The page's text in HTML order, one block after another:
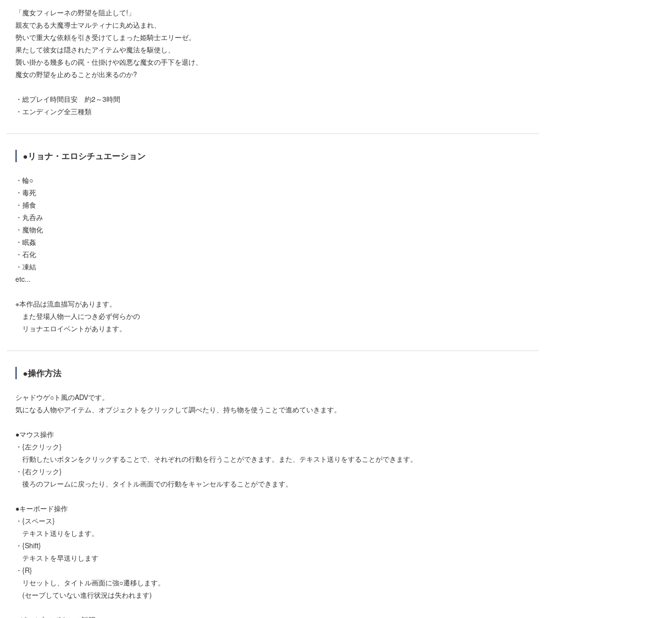
「魔女フィレーネの野望を阻止して!」
親友である大魔導士マルティナに丸め込まれ、
勢いで重大な依頼を引き受けてしまった姫騎士エリーゼ。
果たして彼女は隠されたアイテムや魔法を駆使し、
襲い掛かる幾多もの罠・仕掛けや凶悪な魔女の手下を退け、
魔女の野望を止めることが出来るのか?
・総プレイ時間目安 約2～3時間
・エンディング全三種類
●リョナ・エロシチュエーション
・輪○
・毒死
・捕食
・丸呑み
・魔物化
・眠姦
・石化
・凍結
etc...
※本作品は流血描写があります。
また登場人物一人につき必ず何らかの
リョナエロイベントがあります。
●操作方法
シャドウゲ○ト風のADVです。
気になる人物やアイテム、オブジェクトをクリックして調べたり、持ち物を使うことで進めていきます。
●マウス操作
・{左クリック}
行動したいボタンをクリックすることで、それぞれの行動を行うことができます。また、テキスト送りをすることができます。
・{右クリック}
後ろのフレームに戻ったり、タイトル画面での行動をキャンセルすることができます。
●キーボード操作
・{スペース}
テキスト送りをします。
・{Shift}
テキストを早送りします
・{R}
リセットし、タイトル画面に強○遷移します。
(セーブしていない進行状況は失われます)